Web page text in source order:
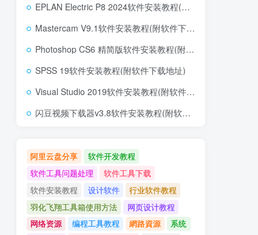
EPLAN Electric P8 2024软件安装教程(附软件下载地址)
Mastercam V9.1软件安装教程(附软件下载地址)
Photoshop CS6 精简版软件安装教程(附软件下载地址)
SPSS 19软件安装教程(附软件下载地址)
Visual Studio 2019软件安装教程(附软件下载地址)
闪豆视频下载器v3.8软件安装教程(附软件下载地址)
阿里云盘分享
软件开发教程
软件工具问题处理
软件工具下载
软件安装教程
设计软件
行业软件教程
羽化飞翔工具箱使用方法
网页设计教程
网络资源
编程工具教程 網路資源
系统